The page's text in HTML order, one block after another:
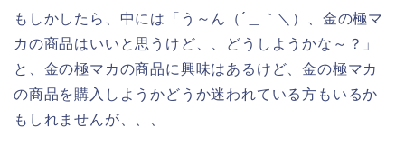
もしかしたら、中には「う～ん（´＿｀＼）、金の極マ
カの商品はいいと思うけど、、どうしようかな～？」
と、金の極マカの商品に興味はあるけど、金の極マカ
の商品を購入しようかどうか迷われている方もいるか
もしれませんが、、、